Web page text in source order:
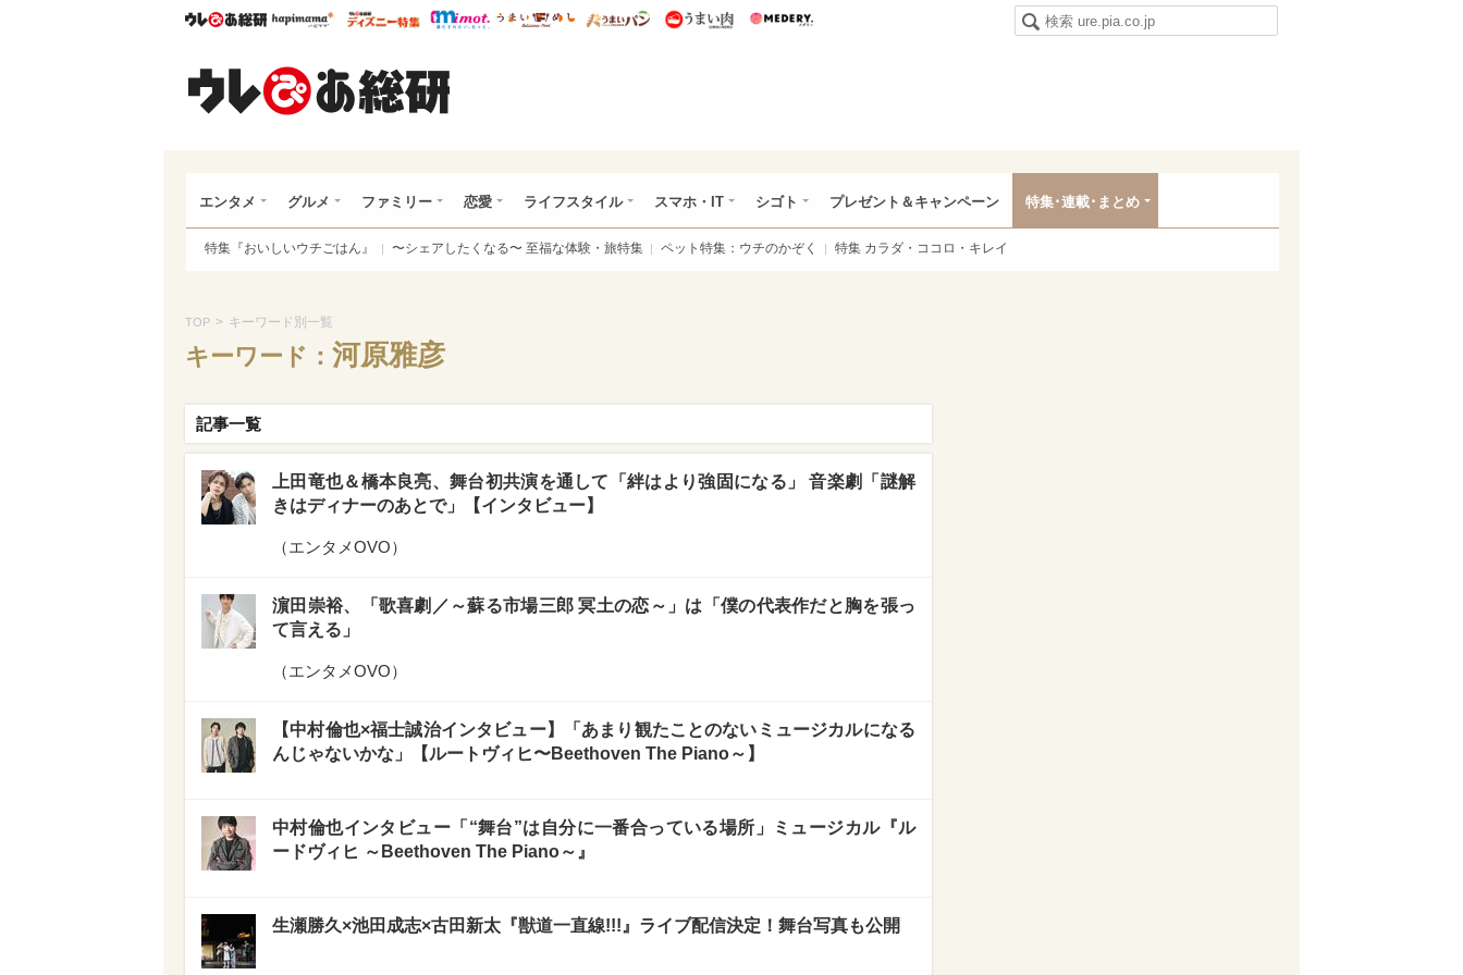
ウレぴあ総研ハピママ* ウレぴあ総研 ディズニー特集
mimot. うまいめし うまいパン うまい肉
エンタメ グルメ ファミリー 恋愛 ライフスタイル スマホ・IT シゴト プレゼント＆キャンペーン 特集･連載･まとめ
特集『おいしいウチごはん』 〜シェアしたくなる〜 至福な体験・旅特集 ペット特集：ウチのかぞく 特集 カラダ・ココロ・キレイ
TOP > キーワード別一覧
キーワード： 河原雅彦
記事一覧
上田竜也＆橋本良亮、舞台初共演を通して「絆はより強固になる」 音楽劇「謎解
きはディナーのあとで」【インタビュー】
（エンタメOVO）
濵田崇裕、「歌喜劇／～蘇る市場三郎 冥土の恋～」は「僕の代表作だと胸を張っ
て言える」
（エンタメOVO）
【中村倫也×福士誠治インタビュー】「あまり観たことのないミュージカルになる
んじゃないかな」【ルートヴィヒ〜Beethoven The Piano～】
中村倫也インタビュー「“舞台”は自分に一番合っている場所」ミュージカル『ル
ードヴィヒ ～Beethoven The Piano～』
生瀬勝久×池田成志×古田新太『獣道一直線!!!』ライブ配信決定！舞台写真も公開